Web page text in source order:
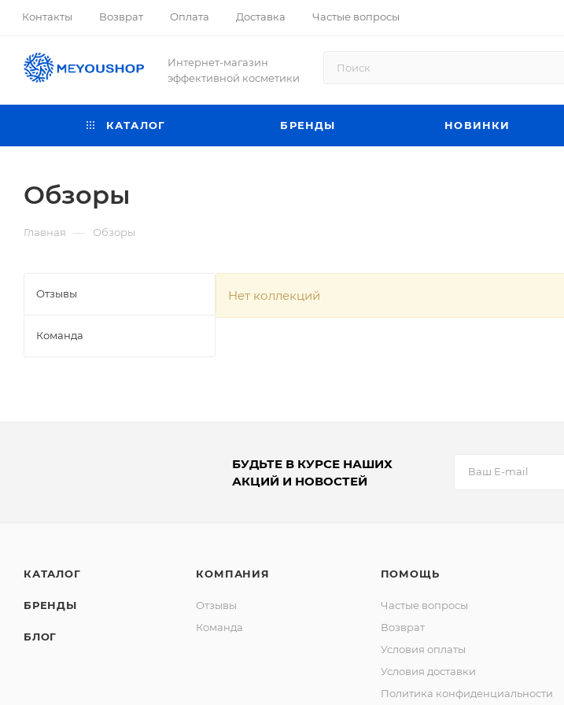
Контакты Возврат Оплата Доставка Частые вопросы
Интернет-магазин
эффективной косметики
КАТАЛОГ БРЕНДЫ НОВИНКИ
Обзоры
Главная — Обзоры
Нет коллекций
Отзывы
Команда
БУДЬТЕ В КУРСЕ НАШИХ
АКЦИЙ И НОВОСТЕЙ
КАТАЛОГ
БРЕНДЫ
БЛОГ
КОМПАНИЯ
Отзывы
Команда
ПОМОЩЬ
Частые вопросы
Возврат
Условия оплаты
Условия доставки
Политика конфиденциальности